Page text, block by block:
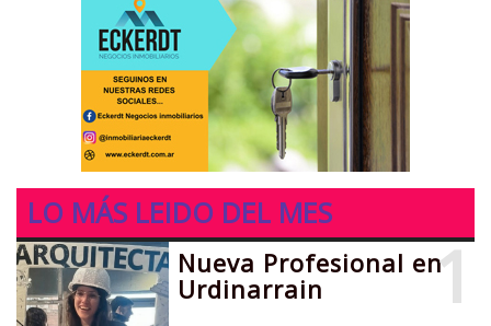
LO MÁS LEIDO DEL MES
1
Nueva Profesional en
Urdinarrain